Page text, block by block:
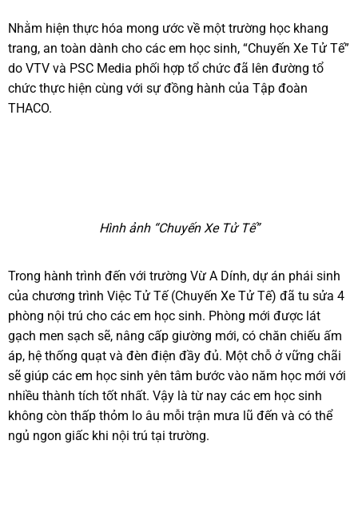
Nhằm hiện thực hóa mong ước về một trường học khang
trang, an toàn dành cho các em học sinh, “Chuyến Xe Tử Tế”
do VTV và PSC Media phối hợp tổ chức đã lên đường tổ
chức thực hiện cùng với sự đồng hành của Tập đoàn
THACO.
Hình ảnh “Chuyến Xe Tử Tế”
Trong hành trình đến với trường Vừ A Dính, dự án phái sinh
của chương trình Việc Tử Tế (Chuyến Xe Tử Tế) đã tu sửa 4
phòng nội trú cho các em học sinh. Phòng mới được lát
gạch men sạch sẽ, nâng cấp giường mới, có chăn chiếu ấm
áp, hệ thống quạt và đèn điện đầy đủ. Một chỗ ở vững chãi
sẽ giúp các em học sinh yên tâm bước vào năm học mới với
nhiều thành tích tốt nhất. Vậy là từ nay các em học sinh
không còn thấp thỏm lo âu mỗi trận mưa lũ đến và có thể
ngủ ngon giấc khi nội trú tại trường.